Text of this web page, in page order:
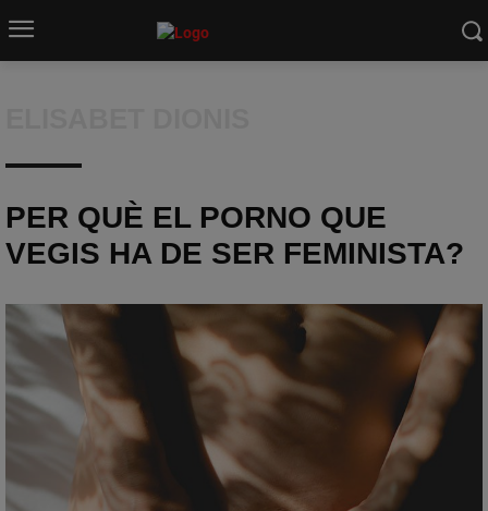
PER QUÈ EL PORNO QUE
VEGIS HA DE SER FEMINISTA?